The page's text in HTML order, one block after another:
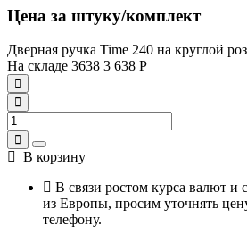
Цена за штуку/комплект
Дверная ручка Time 240 на круглой
На складе 3638 3 638 Р
В корзину
В связи ростом курса валют и
из Европы, просим уточнять
телефону.